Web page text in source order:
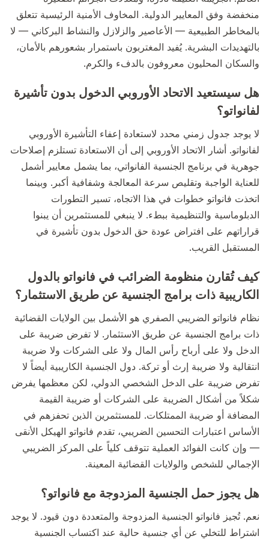
منخفضة وفق المعايير الدولية. المخاوف الأمنية الرئيسية تتعلق
بالمخاطر الطبيعية — الأعاصير والزلازل والنشاط البركاني — لا
بالتهديدات البشرية. يُفيد المغتربون باستمرار بشعورهم بالأمان،
والسكان المحليون معروفون بالدفء والكرم.
هل سيستعيد الاتحاد الأوروبي الدخول بدون تأشيرة
لفانواتو؟
لا يوجد جدول زمني محدد لاستعادة إعفاء التأشيرة الأوروبي
لفانواتو. أشار الاتحاد الأوروبي إلى أن الاستعادة تستلزم إصلاحات
جوهرية في برنامج الجنسية الفانواتي، بما يشمل معايير أشمل
للعناية الواجبة وتقليص سرعة المعالجة وشفافية أكبر. وبينما
اتخذت فانواتو خطوات في هذا الاتجاه، تسير التطورات
الدبلوماسية والتنظيمية ببطء. لا ينبغي للمستثمرين أن يبنوا
قراراتهم على افتراض عودة حق الدخول بدون تأشيرة في
المستقبل القريب.
كيف تُقارن منظومة الضرائب في فانواتو بالدول
الكاريبية ذات برامج الجنسية عن طريق الاستثمار؟
نظام فانواتو الضريبي الصفري هو الأشمل بين الولايات القضائية
ذات برامج الجنسية عن طريق الاستثمار. لا تفرض ضريبة على
الدخل ولا على أرباح رأس المال ولا على الشركات ولا ضريبة
انتقالية ولا ضريبة إرث أو تركة. دول الجنسية الكاريبية أيضاً لا
تفرض ضريبة على الدخل الشخصي الدولي، لكن معظمها يفرض
شكلاً من أشكال الضريبة على الشركات أو ضريبة القيمة
المضافة أو ضريبة الممتلكات. للمستثمرين الذين تحفزهم في
الأساس اعتبارات التحسين الضريبي، تقدم فانواتو الهيكل الأنقى
— وإن كانت الفوائد العملية تتوقف كلياً على المركز الضريبي
الإجمالي للشخص والولايات القضائية المعينة.
هل يجوز حمل الجنسية المزدوجة مع فانواتو؟
نعم. تُجيز فانواتو الجنسية المزدوجة والمتعددة دون قيود. لا يوجد
اشتراط للتخلي عن أي جنسية حالية عند اكتساب الجنسية